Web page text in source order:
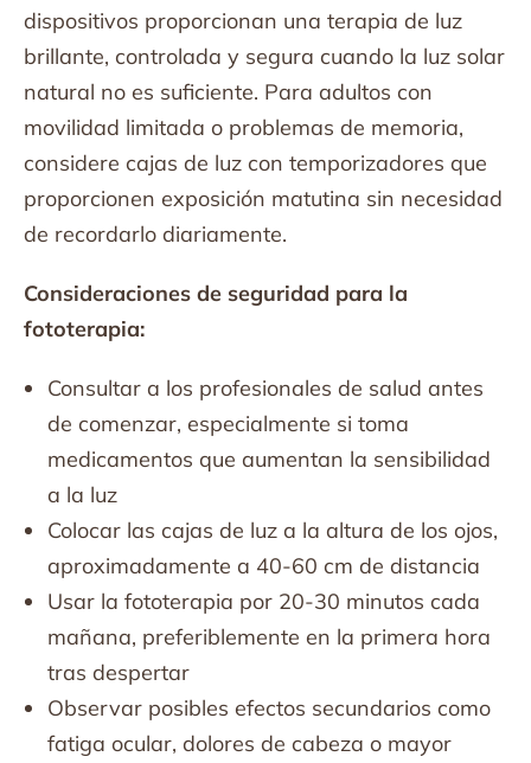
dispositivos proporcionan una terapia de luz
brillante, controlada y segura cuando la luz solar
natural no es suficiente. Para adultos con
movilidad limitada o problemas de memoria,
considere cajas de luz con temporizadores que
proporcionen exposición matutina sin necesidad
de recordarlo diariamente.
Consideraciones de seguridad para la
fototerapia:
Consultar a los profesionales de salud antes
de comenzar, especialmente si toma
medicamentos que aumentan la sensibilidad
a la luz
Colocar las cajas de luz a la altura de los ojos,
aproximadamente a 40-60 cm de distancia
Usar la fototerapia por 20-30 minutos cada
mañana, preferiblemente en la primera hora
tras despertar
Observar posibles efectos secundarios como
fatiga ocular, dolores de cabeza o mayor